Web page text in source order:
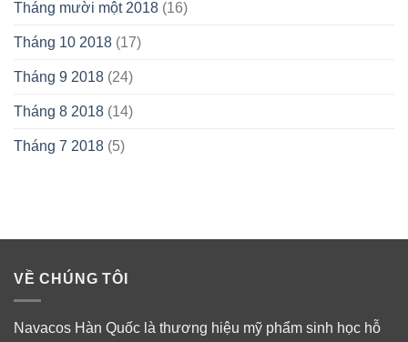
Tháng mười một 2018 (16)
Tháng 10 2018 (17)
Tháng 9 2018 (24)
Tháng 8 2018 (14)
Tháng 7 2018 (5)
VỀ CHÚNG TÔI
Navacos Hàn Quốc là thương hiệu mỹ phẩm sinh học hỗ